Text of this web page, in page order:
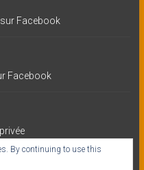
Facebook
Facebook
By continuing to use this